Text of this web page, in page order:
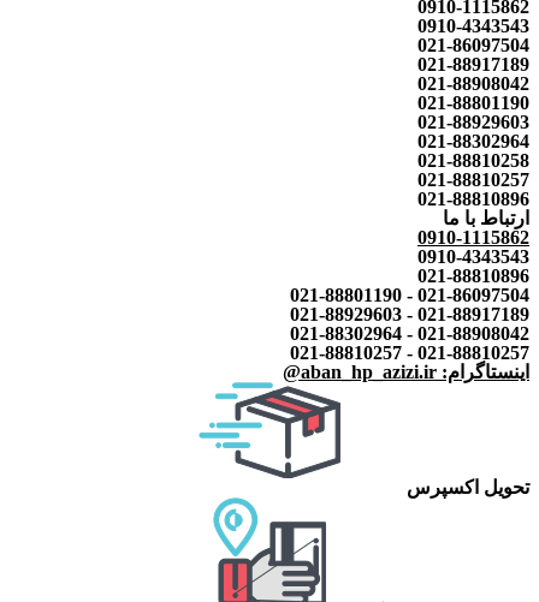
0910-1115862
0910-4343543
021-86097504
021-88917189
021-88908042
021-88801190
021-88929603
021-88302964
021-88810258
021-88810257
021-88810896
ارتباط با ما
0910-1115862
0910-4343543
021-88810896
021-86097504 - 021-88801190
021-88917189 - 021-88929603
021-88908042 - 021-88302964
021-88810257 - 021-88810257
اینستاگرام: aban_hp_azizi.ir@
تحویل اکسپرس